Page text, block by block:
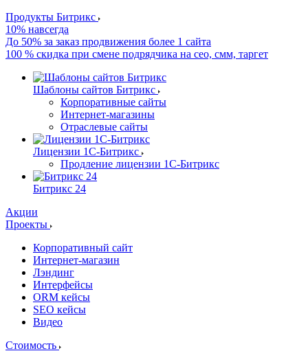
Продукты Битрикс
10% навсегда
До 50% за заказ продвижения более 1 сайта
100 % скидка при смене подрядчика на сео, смм, таргет
Шаблоны сайтов Битрикс
Корпоративные сайты
Интернет-магазины
Отраслевые сайты
Лицензии 1С-Битрикс
Продление лицензии 1С-Битрикс
Битрикс 24
Акции
Проекты
Корпоративный сайт
Интернет-магазин
Лэндинг
Интерфейсы
ORM кейсы
SEO кейсы
Видео
Стоимость